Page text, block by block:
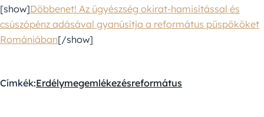
[show]Döbbenet! Az ügyészség okirat-hamisítással és
csúszópénz adásával gyanúsítja a református püspököket
Romániában[/show]
Címkék:Erdélymegemlékezésreformátus